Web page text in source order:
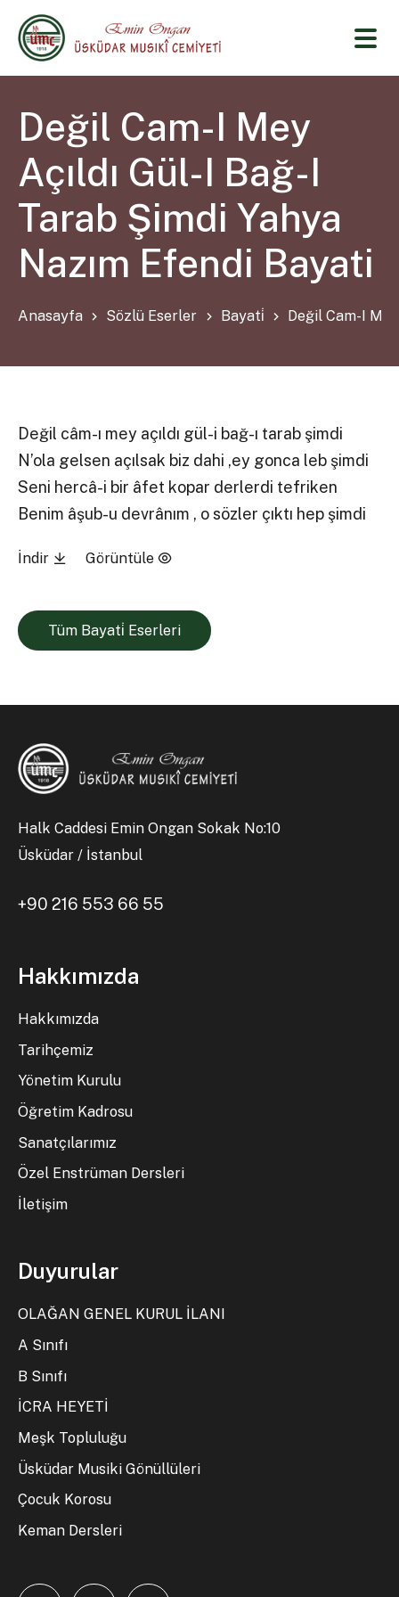
Değil Cam-I Mey
Açıldı Gül-I Bağ-I
Tarab Şimdi Yahya
Nazım Efendi Bayati
Anasayfa Sözlü Eserler Bayati̇ Değil Cam-I
Değil câm-ı mey açıldı gül-i bağ-ı tarab şimdi
N’ola gelsen açılsak biz dahi ,ey gonca leb şimdi
Seni hercâ-i bir âfet kopar derlerdi tefriken
Benim âşub-u devrânım , o sözler çıktı hep şimdi
İndir Görüntüle
Tüm Bayati̇ Eserleri
Halk Caddesi Emin Ongan Sokak No:10
Üsküdar / İstanbul
+90 216 553 66 55
Hakkımızda
Hakkımızda
Tarihçemiz
Yönetim Kurulu
Öğretim Kadrosu
Sanatçılarımız
Özel Enstrüman Dersleri
İletişim
Duyurular
OLAĞAN GENEL KURUL İLANI
A Sınıfı
B Sınıfı
İCRA HEYETİ
Meşk Topluluğu
Üsküdar Musiki Gönüllüleri
Çocuk Korosu
Keman Dersleri